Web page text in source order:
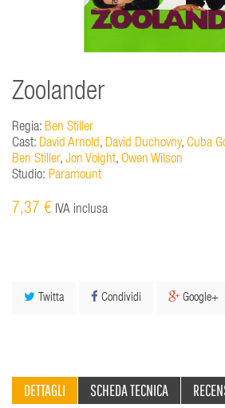
Zoolander
Regia: Ben Stiller
Cast: David Arnold, David Duchovny, Cuba
Ben Stiller, Jon Voight, Owen Wilson
Studio: Paramount
7,37 € IVA inclusa
Twitta Condividi Google+
DETTAGLI SCHEDA TECNICA